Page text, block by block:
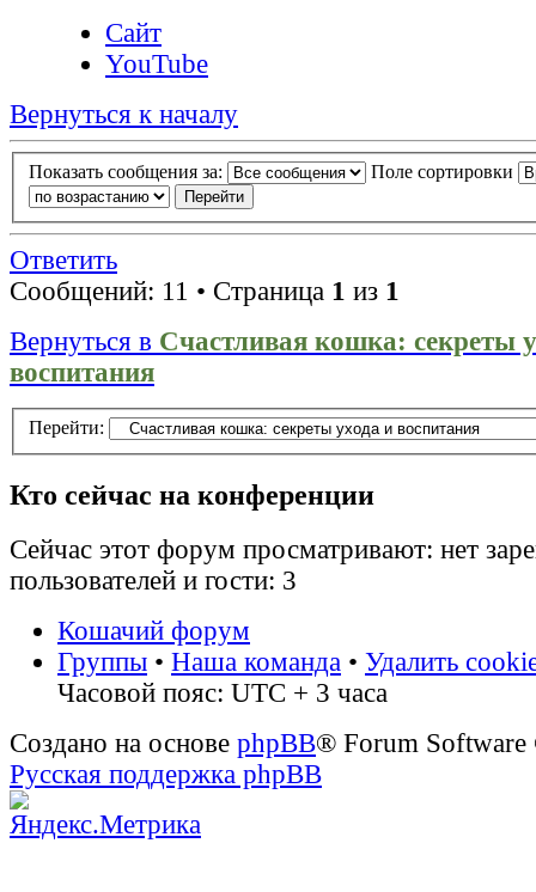
Сайт
YouTube
Вернуться к началу
Показать сообщения за: Поле сортировки
Ответить
Сообщений: 11 • Страница 1 из 1
Вернуться в Счастливая кошка: секреты
воспитания
Перейти:
Кто сейчас на конференции
Сейчас этот форум просматривают: нет
пользователей и гости: 3
Кошачий форум
Группы • Наша команда • Удалить
Часовой пояс: UTC + 3 часа
Создано на основе phpBB® Forum
Русская поддержка phpBB